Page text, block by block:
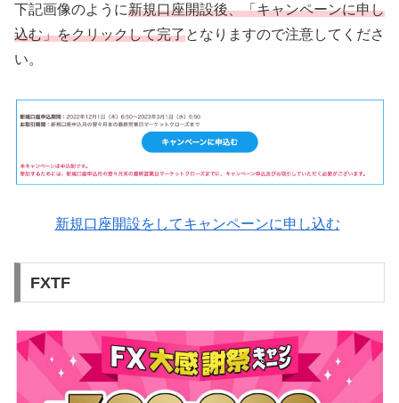
下記画像のように新規口座開設後、「キャンペーンに申し
込む」をクリックして完了となりますので注意してくださ
い。
新規口座開設をしてキャンペーンに申し込む
FXTF